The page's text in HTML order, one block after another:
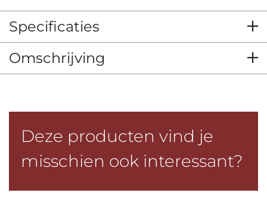
Specificaties
Omschrijving
Deze producten vind je
misschien ook interessant?